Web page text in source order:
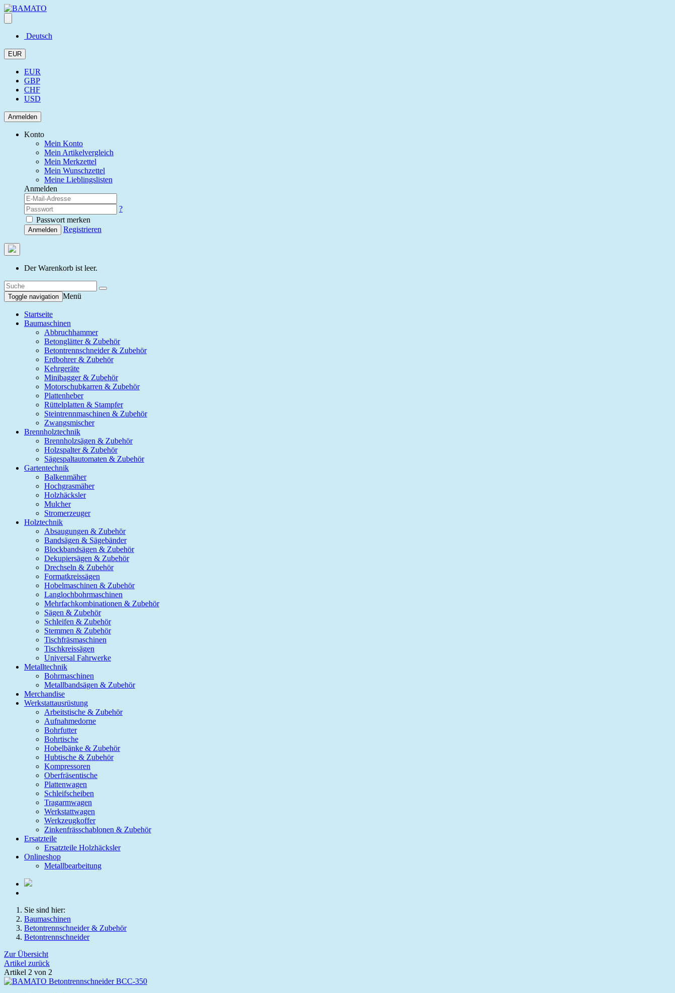
Deutsch
EUR
EUR
GBP
CHF
USD
Anmelden
Konto
Mein Konto
Mein Artikelvergleich
Mein Merkzettel
Mein Wunschzettel
Meine Lieblingslisten
Anmelden
?
Passwort merken
Anmelden Registrieren
Der Warenkorb ist leer.
Toggle navigation Menü
Startseite
Baumaschinen
Abbruchhammer
Betonglätter & Zubehör
Betontrennschneider & Zubehör
Erdbohrer & Zubehör
Kehrgeräte
Minibagger & Zubehör
Motorschubkarren & Zubehör
Plattenheber
Rüttelplatten & Stampfer
Steintrennmaschinen & Zubehör
Zwangsmischer
Brennholztechnik
Brennholzsägen & Zubehör
Holzspalter & Zubehör
Sägespaltautomaten & Zubehör
Gartentechnik
Balkenmäher
Hochgrasmäher
Holzhäcksler
Mulcher
Stromerzeuger
Holztechnik
Absaugungen & Zubehör
Bandsägen & Sägebänder
Blockbandsägen & Zubehör
Dekupiersägen & Zubehör
Drechseln & Zubehör
Formatkreissägen
Hobelmaschinen & Zubehör
Langlochbohrmaschinen
Mehrfachkombinationen & Zubehör
Sägen & Zubehör
Schleifen & Zubehör
Stemmen & Zubehör
Tischfräsmaschinen
Tischkreissägen
Universal Fahrwerke
Metalltechnik
Bohrmaschinen
Metallbandsägen & Zubehör
Merchandise
Werkstattausrüstung
Arbeitstische & Zubehör
Aufnahmedorne
Bohrfutter
Bohrtische
Hobelbänke & Zubehör
Hubtische & Zubehör
Kompressoren
Oberfräsentische
Plattenwagen
Schleifscheiben
Tragarmwagen
Werkstattwagen
Werkzeugkoffer
Zinkenfrässchablonen & Zubehör
Ersatzteile
Ersatzteile Holzhäcksler
Onlineshop
Metallbearbeitung
Sie sind hier:
Baumaschinen
Betontrennschneider & Zubehör
Betontrennschneider
Zur Übersicht
Artikel zurück
Artikel 2 von 2